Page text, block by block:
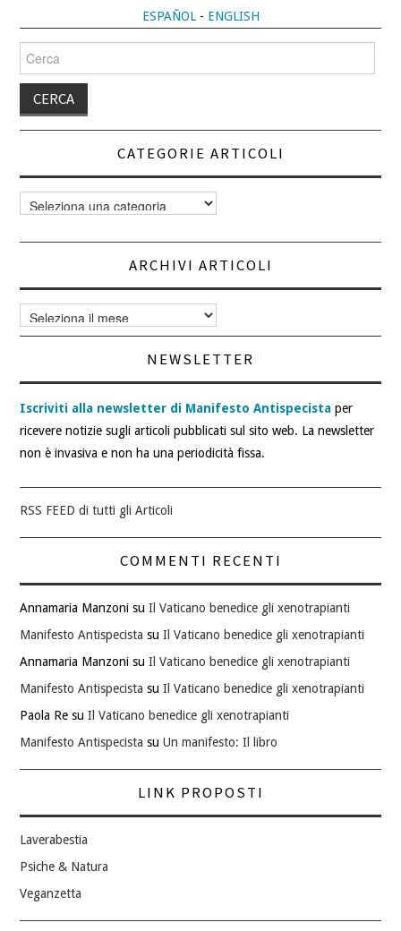
ESPAÑOL- ENGLISH
Cerca
per:
CATEGORIE ARTICOLI
Categorie
articoli
ARCHIVI ARTICOLI
Archivi
articoli
NEWSLETTER
Iscriviti alla newsletter di Manifesto Antispecista per
ricevere notizie sugli articoli pubblicati sul sito web. La newsletter
non è invasiva e non ha una periodicità fissa.
RSS FEED di tutti gli Articoli
COMMENTI RECENTI
Annamaria Manzoni suIl Vaticano benedice gli xenotrapianti
Manifesto Antispecista suIl Vaticano benedice gli xenotrapianti
Annamaria Manzoni suIl Vaticano benedice gli xenotrapianti
Manifesto Antispecista suIl Vaticano benedice gli xenotrapianti
Paola Re suIl Vaticano benedice gli xenotrapianti
Manifesto Antispecista suUn manifesto: Il libro
LINK PROPOSTI
Laverabestia
Psiche & Natura
Veganzetta